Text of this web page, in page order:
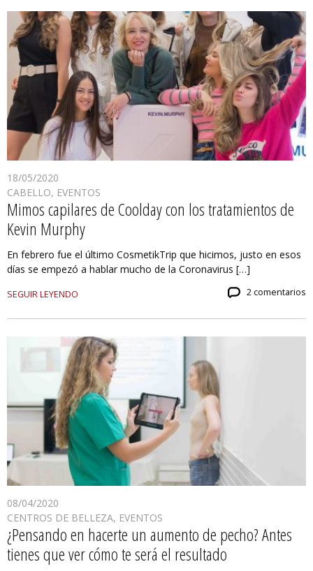
18/05/2020
CABELLO, EVENTOS
Mimos capilares de Coolday con los tratamientos de
Kevin Murphy
En febrero fue el último CosmetikTrip que hicimos, justo en esos
días se empezó a hablar mucho de la Coronavirus […]
SEGUIR LEYENDO 2 comentarios
08/04/2020
CENTROS DE BELLEZA, EVENTOS
¿Pensando en hacerte un aumento de pecho? Antes
tienes que ver cómo te será el resultado